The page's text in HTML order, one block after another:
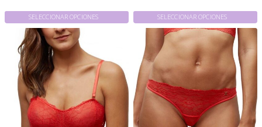
SELECCIONAR OPCIONES SELECCIONAR OPCIONES